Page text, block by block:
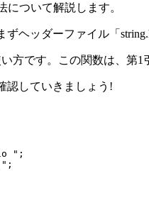
について解説します。
ずヘッダーファイル「
い方です。この関数は、
認していきましょう!
";